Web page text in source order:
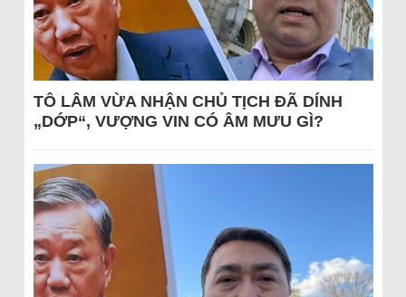
TÔ LÂM VỪA NHẬN CHỦ TỊCH ĐÃ DÍNH
„DỚP“, VƯỢNG VIN CÓ ÂM MƯU GÌ?